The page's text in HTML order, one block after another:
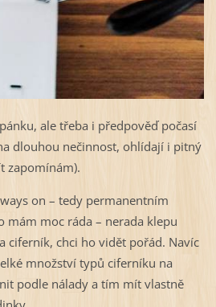
ale třeba i předpověď počasí
dlouhou nečinnost, ohlídají i pitný
zapomínám).
on – tedy permanentním
mám moc ráda – nerada klepu
ciferník, chci ho vidět pořád. Navíc
množství typů ciferníku na
podle nálady a tím mít vlastně